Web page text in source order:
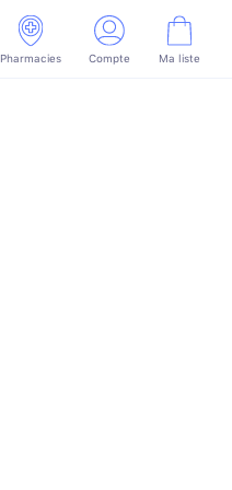
Pharmacies Compte Ma liste